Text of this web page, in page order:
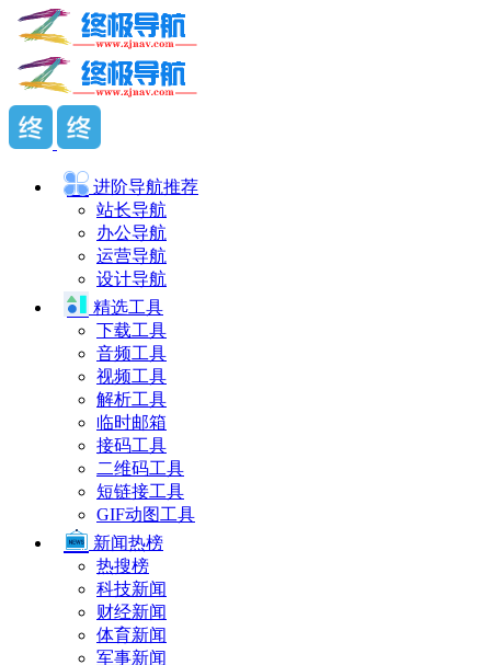
进阶导航推荐
站长导航
办公导航
运营导航
设计导航
精选工具
下载工具
音频工具
视频工具
解析工具
临时邮箱
接码工具
二维码工具
短链接工具
GIF动图工具
新闻热榜
热搜榜
科技新闻
财经新闻
体育新闻
军事新闻